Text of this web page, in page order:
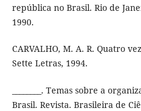
república no Brasil. Rio de
1990.
CARVALHO, M. A. R. Quatro
Sette Letras, 1994.
________. Temas sobre a
Brasil. Revista. Brasileira de